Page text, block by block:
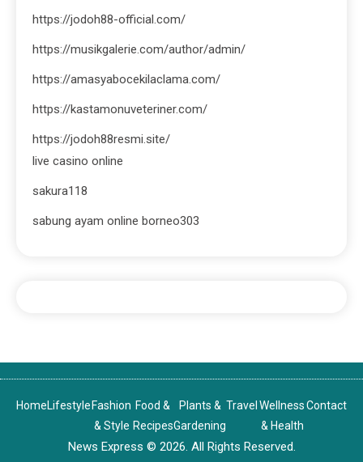
https://jodoh88-official.com/
https://musikgalerie.com/author/admin/
https://amasyabocekilaclama.com/
https://kastamonuveteriner.com/
https://jodoh88resmi.site/
live casino online
sakura118
sabung ayam online borneo303
HomeLifestyle Fashion
& Style
Food &
Recipes
Plants &
Gardening
Travel Wellness
& Health
Contact
News Express © 2026. All Rights Reserved.